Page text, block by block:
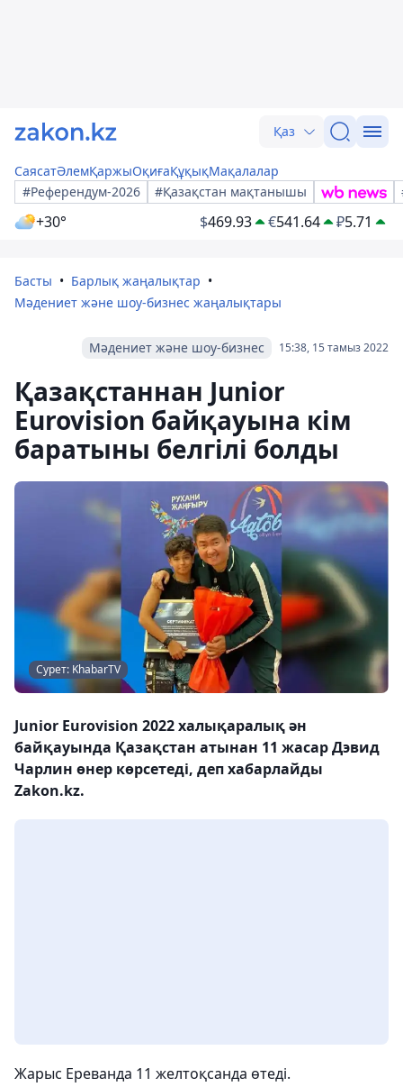
Қаз
СаясатӘлемҚаржыОқиғаҚұқықМақалалар
#Референдум-2026
#Қазақстан мақтанышы
+30° $469.93 €541.64 ₽5.71
Басты
Барлық жаңалықтар
Мәдениет және шоу-бизнес жаңалықтары
15:38, 15 тамыз 2022
Мәдениет және шоу-бизнес
Қазақстаннан Junior
Eurovision байқауына кім
баратыны белгілі болды
Сурет: KhabarTV
Junior Eurovision 2022 халықаралық ән
байқауында Қазақстан атынан 11 жасар Дэвид
Чарлин өнер көрсетеді, деп хабарлайды
Zakon.kz.
Жарыс Ереванда 11 желтоқсанда өтеді.